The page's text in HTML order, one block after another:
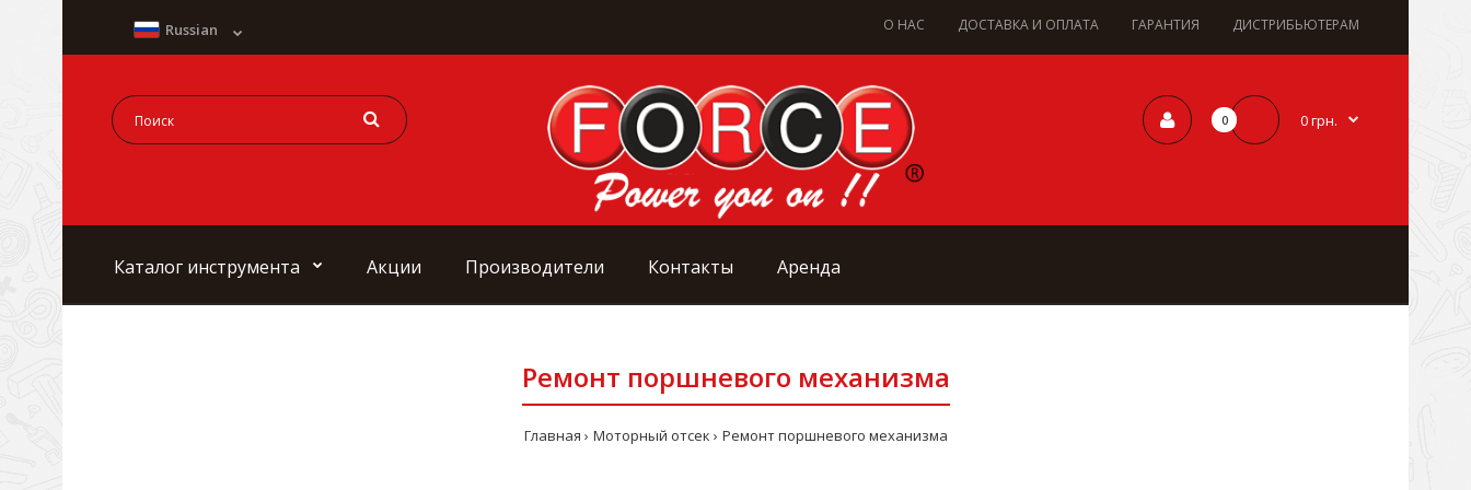
О НАС ДОСТАВКА И ОПЛАТА ГАРАНТИЯ ДИСТРИБЬЮТЕРАМ
Russian
0 0 грн.
Каталог инструмента Акции Производители Контакты Аренда
Ремонт поршневого механизма
Главная Моторный отсек Ремонт поршневого механизма